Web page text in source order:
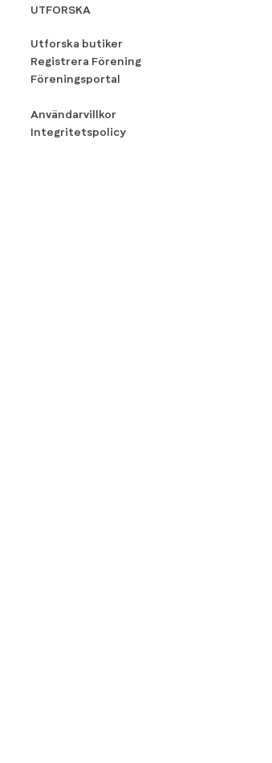
UTFORSKA
Utforska butiker
Registrera Förening
Föreningsportal
Användarvillkor
Integritetspolicy